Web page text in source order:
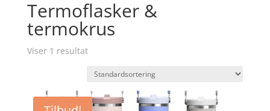
Termoflasker &
termokrus
Viser 1 resultat